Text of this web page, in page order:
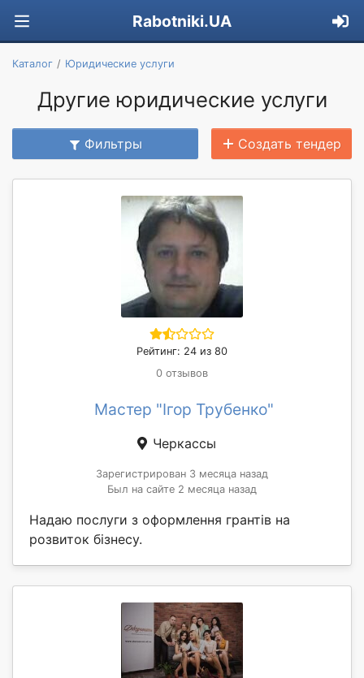
Rabotniki.UA
Каталог Юридические услуги
Другие юридические услуги
Фильтры Создать тендер
Рейтинг: 24 из 80
0 отзывов
Мастер "Ігор Трубенко"
Черкассы
Зарегистрирован 3 месяца назад
Был на сайте 2 месяца назад
Надаю послуги з оформлення грантів на
розвиток бізнесу.